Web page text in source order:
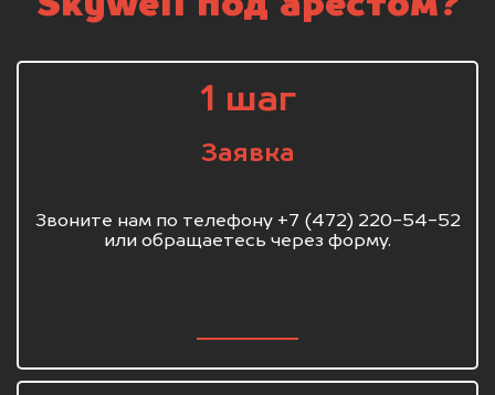
1 шаг
Заявка
Звоните нам по телефону +7 (472) 220-54-52
или обращаетесь через форму.